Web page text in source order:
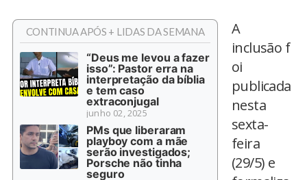
CONTINUA APÓS + LIDAS DA SEMANA
“Deus me levou a fazer
isso”: Pastor erra na
interpretação da bíblia
e tem caso
extraconjugal
junho 02, 2025
PMs que liberaram
playboy com a mãe
serão investigados;
Porsche não tinha
seguro
A
inclusão f
oi
publicada
nesta
sexta-
feira
(29/5) e